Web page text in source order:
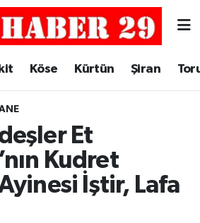
Köse Kürtün Şiran
Et
Kudret
İştir, Lafa
Haritası
Durumu ve Fikstür